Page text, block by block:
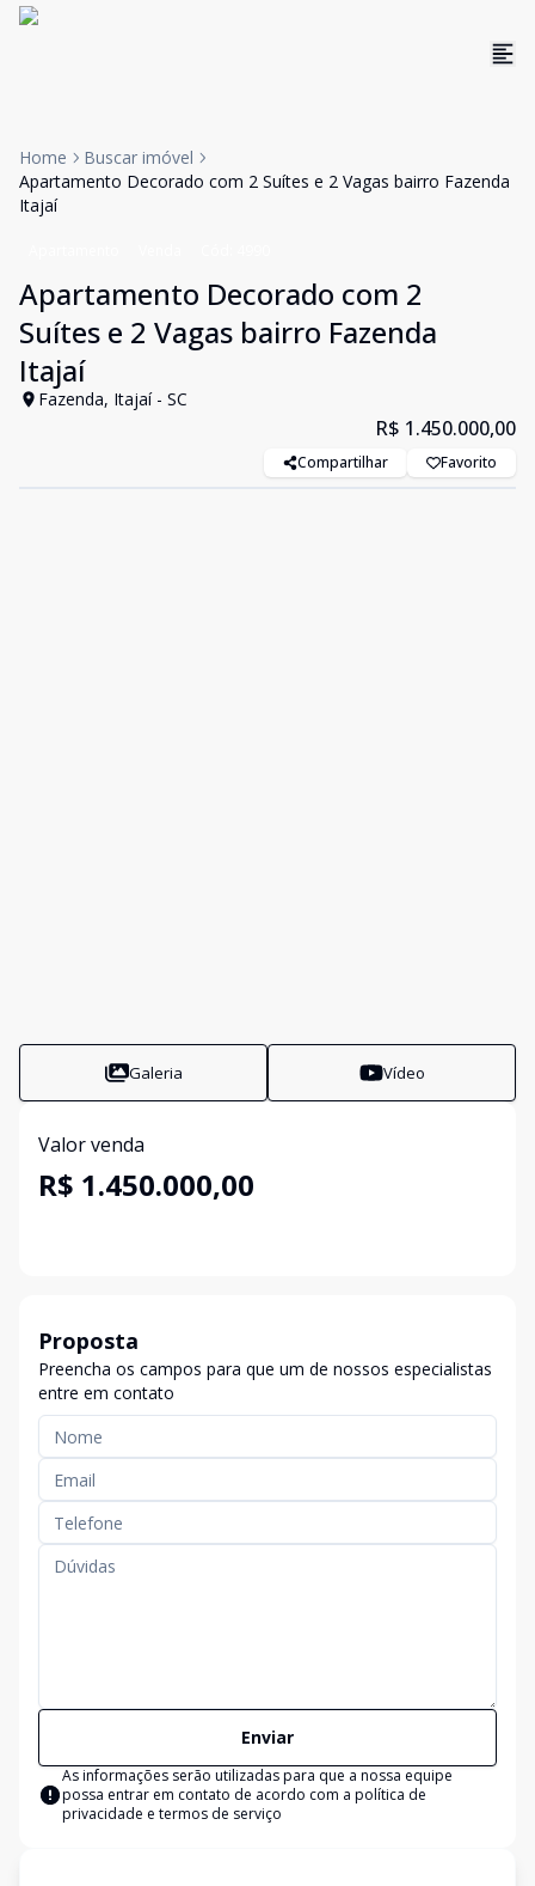
Home
Buscar imóvel
Apartamento Decorado com 2 Suítes e 2 Vagas bairro Fazenda
Itajaí
Apartamento Decorado com 2
Suítes e 2 Vagas bairro Fazenda
Itajaí
Fazenda, Itajaí - SC
R$ 1.450.000,00
Compartilhar Favorito
Galeria Vídeo
Valor venda
R$ 1.450.000,00
Proposta
Preencha os campos para que um de nossos especialistas
entre em contato
Enviar
As informações serão utilizadas para que a nossa equipe
possa entrar em contato de acordo com a política de
privacidade e termos de serviço